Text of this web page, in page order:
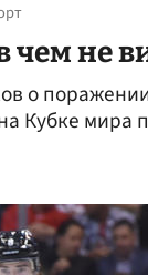
чем не
о
Кубке мира